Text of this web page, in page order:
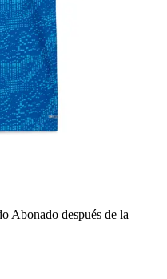
Abonado después de la